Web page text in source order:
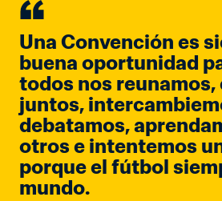
Una Convención es
buena oportunidad
todos nos reunamos,
juntos,
debatamos,
otros e intentemos
porque el fútbol
mundo.